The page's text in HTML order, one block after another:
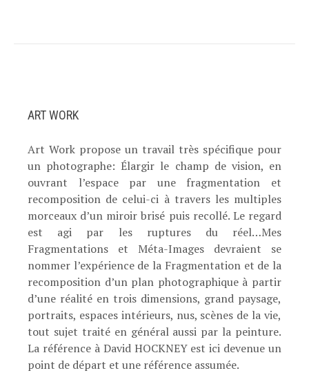
ART WORK
Art Work propose un travail très spécifique pour
un photographe: Élargir le champ de vision, en
ouvrant l’espace par une fragmentation et
recomposition de celui-ci à travers les multiples
morceaux d’un miroir brisé puis recollé. Le regard
est agi par les ruptures du réel…Mes
Fragmentations et Méta-Images devraient se
nommer l’expérience de la Fragmentation et de la
recomposition d’un plan photographique à partir
d’une réalité en trois dimensions, grand paysage,
portraits, espaces intérieurs, nus, scènes de la vie,
tout sujet traité en général aussi par la peinture.
La référence à David HOCKNEY est ici devenue un
point de départ et une référence assumée.